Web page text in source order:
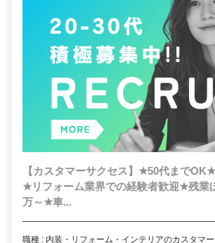
【カスタマーサクセス】 ★50代までOK★
★リフォーム業界での経験者歓迎★残業
万～★車...
職種 : 内装・リフォーム・インテリアのカスタマ